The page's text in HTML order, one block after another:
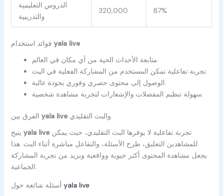
الدروس التعليمية
والتدريبية
320,000 87%
yala live
متابعة الأحداث الحية من أي مكان في العالم.
تجربة تفاعلية تمكن المستخدم من المشاركة الفعلية في البث.
الوصول إلى محتوى حصري وفوري بجودة عالية.
سهولة تنظيم المفضلات والإشعارات لتجربة مشاهدة شخصية.
yala live والبث التقليدي
yala liveتجربة تفاعلية لا يوفرها البث التقليدي، حيث يمكن
للمشاهدين التعليق، طرح الأسئلة، والتفاعل مباشرة أثناء البث. هذا
يجعل مشاهدة المحتوى أكثر حيوية وواقعية ويزيد من تجربة المشاركة
الجماعية.
yala live